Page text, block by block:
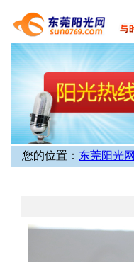
您的位置： 东莞阳光网